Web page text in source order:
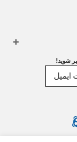
شوید!
ایمیل